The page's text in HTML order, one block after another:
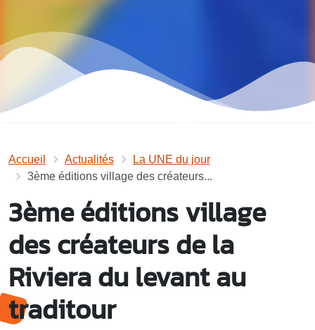
Accueil Actualités
La UNE du jour
3ème éditions village des créateurs...
3ème éditions village
des créateurs de la
Riviera du levant au
traditour